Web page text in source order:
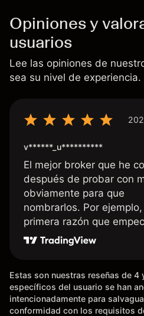
Opiniones y
usuarios
Lee las opiniones de
sea su nivel de experiencia.
v******_u**********
El mejor broker que he
después de probar con
obviamente para que
nombrarlos. Por ejemplo,
primera razón que
usar Capital fue la
dinero de inmediato a mi
existentes en el
tardan días o tienen
burocracia; y la segunda
Estas son nuestras reseñas de
específicos del usuario se han
intencionadamente para
conformidad con los requisitos